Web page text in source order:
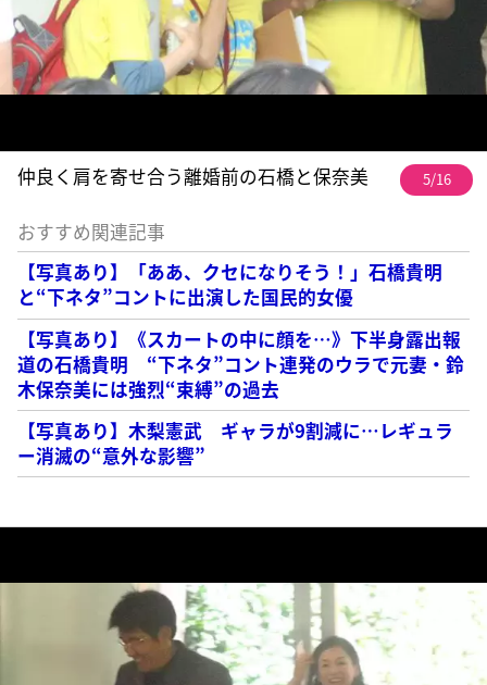
仲良く肩を寄せ合う離婚前の石橋と保奈美 5/16
おすすめ関連記事
【写真あり】「ああ、クセになりそう！」石橋貴明
と“下ネタ”コントに出演した国民的女優
【写真あり】《スカートの中に顔を…》下半身露出報
道の石橋貴明 “下ネタ”コント連発のウラで元妻・鈴
木保奈美には強烈“束縛”の過去
【写真あり】木梨憲武 ギャラが9割減に…レギュラ
ー消滅の“意外な影響”